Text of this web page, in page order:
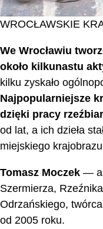
WROCŁAWSKIE
We Wrocławiu
około kilkunastu
kilku zyskało
Najpopularniejsze
dzięki pracy
od lat, a ich dzieła
miejskiego
Tomasz Moczek —
Szermierza,
Odrzańskiego,
od 2005 roku.